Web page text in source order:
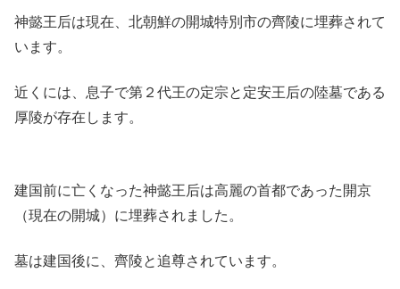
神懿王后は現在、北朝鮮の開城特別市の齊陵に埋葬されて
います。
近くには、息子で第２代王の定宗と定安王后の陸墓である
厚陵が存在します。
建国前に亡くなった神懿王后は高麗の首都であった開京
（現在の開城）に埋葬されました。
墓は建国後に、齊陵と追尊されています。